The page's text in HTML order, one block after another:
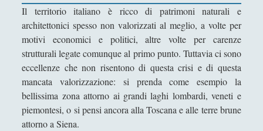
► Filosofia(799)
► Saggi(72)
► Scienza(84)
Storia(144)
► Libri Recensiti(441)
► Random
Il territorio italiano è ricco di patrimoni naturali e
architettonici spesso non valorizzati al meglio, a volte per
motivi economici e politici, altre volte per carenze
strutturali legate comunque al primo punto. Tuttavia ci sono
eccellenze che non risentono di questa crisi e di questa
mancata valorizzazione: si prenda come esempio la
bellissima zona attorno ai grandi laghi lombardi, veneti e
piemontesi, o si pensi ancora alla Toscana e alle terre brune
attorno a Siena.